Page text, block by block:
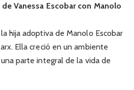
Vanessa Escobar con Manolo
hija adoptiva de Manolo Escobar
Ella creció en un ambiente
parte integral de la vida de